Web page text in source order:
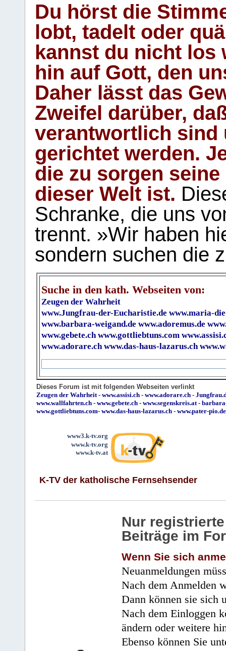
Du hörst die
lobt, tadelt oder
kannst du nicht los
hin auf Gott, den
Daher lässt das
Zweifel darüber,
verantwortlich sind
gerichtet werden.
die zu sorgen
dieser Welt ist.
Schranke, die uns
trennt. »Wir haben
sondern suchen die
Suche in den kath. Webseiten von:
Zeugen der Wahrheit
www.Jungfrau-der-Eucharistie.de www.maria-
www.barbara-weigand.de www.adoremus.de
www.gebete.ch www.gottliebtuns.com
www.adorare.ch www.das-haus-lazarus.ch
Dieses Forum ist mit folgenden Webseiten verlinkt
Zeugen der Wahrheit- www.assisi.ch - www.adorare.ch -
www.wallfahrten.ch - www.gebete.ch - www.segenskreis.at-
www.gottliebtuns.com- www.das-haus-lazarus.ch - www.pater-pio.de
www3.k-tv.org
www.k-tv.org
www.k-tv.at
K-TV der katholische Fernsehsender
Nur
Beiträge im
Wenn Sie sich
Neuanmeldungen
Nach dem Anmelden
Dann können sie sich
Nach dem Einloggen
ändern oder weitere
Ebenso können Sie